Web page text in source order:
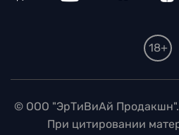
18+
© ООО "ЭрТиВиАй
При цитировании